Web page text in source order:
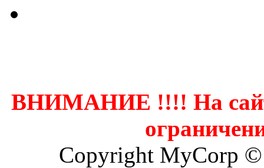
ВНИМАНИЕ !!!! На
Copyright MyCorp